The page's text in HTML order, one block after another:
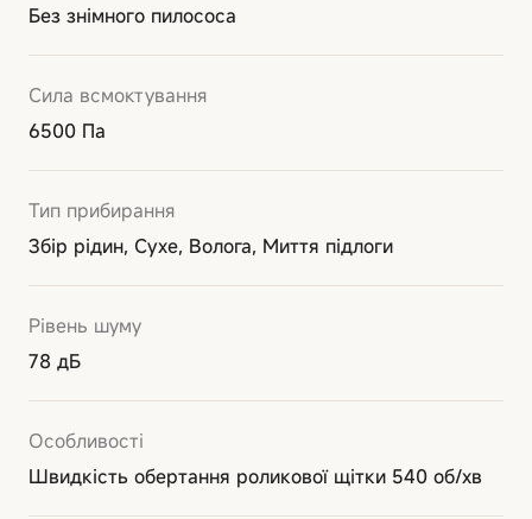
Без знімного пилососа
Сила всмоктування
6500 Па
Тип прибирання
Збір рідин, Сухе, Волога, Миття підлоги
Рівень шуму
78 дБ
Особливості
Швидкість обертання роликової щітки 540 об/хв